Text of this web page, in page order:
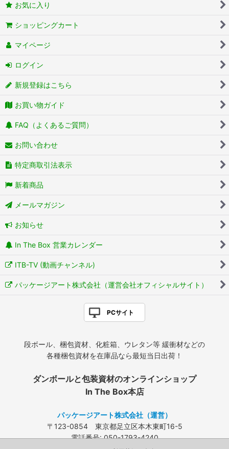
お気に入り
ショッピングカート
マイページ
ログイン
新規登録はこちら
お買い物ガイド
FAQ（よくあるご質問）
お問い合わせ
特定商取引法表示
新着商品
メールマガジン
お知らせ
In The Box 営業カレンダー
ITB-TV (動画チャンネル)
パッケージアート株式会社（運営会社オフィシャルサイト）
PCサイト
段ボール、梱包資材、化粧箱、ウレタン等 緩衝材などの
各種梱包資材を在庫品なら最短当日出荷！
ダンボールと包装資材のオンラインショップ
In The Box本店
パッケージアート株式会社（運営）
〒123-0854 東京都足立区本木東町16-5
電話番号: 050-1793-4240